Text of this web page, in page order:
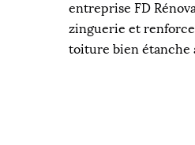
entreprise FD
zinguerie et
toiture bien étanche